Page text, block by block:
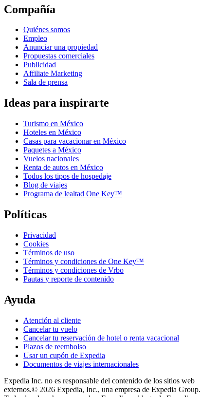
Compañía
Quiénes somos
Empleo
Anunciar una propiedad
Propuestas comerciales
Publicidad
Affiliate Marketing
Sala de prensa
Ideas para inspirarte
Turismo en México
Hoteles en México
Casas para vacacionar en México
Paquetes a México
Vuelos nacionales
Renta de autos en México
Todos los tipos de hospedaje
Blog de viajes
Programa de lealtad One Key™
Políticas
Privacidad
Cookies
Términos de uso
Términos y condiciones de One Key™
Términos y condiciones de Vrbo
Pautas y reporte de contenido
Ayuda
Atención al cliente
Cancelar tu vuelo
Cancelar tu reservación de hotel o renta vacacional
Plazos de reembolso
Usar un cupón de Expedia
Documentos de viajes internacionales
Expedia Inc. no es responsable del contenido de los sitios web
externos.© 2026 Expedia, Inc., una empresa de Expedia Group.